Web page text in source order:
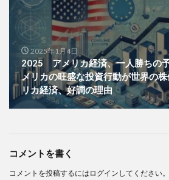
2025年1月4日
2025 アメリカ経済、一人勝ち
メリカの旺盛な投資行動が世界
リカ経済、好調の理由
コメントを書く
コメントを投稿するには ログイン してください。